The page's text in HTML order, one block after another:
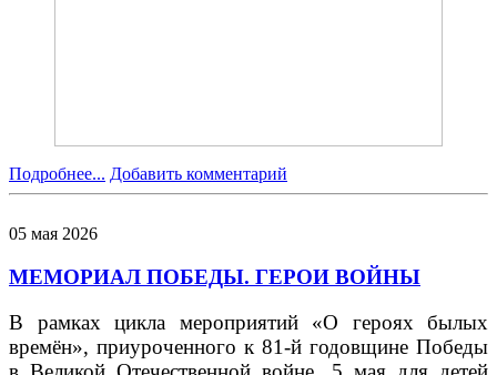
Подробнее... Добавить комментарий
05 мая 2026
МЕМОРИАЛ ПОБЕДЫ. ГЕРОИ ВОЙНЫ
В рамках цикла мероприятий «О героях былых
времён», приуроченного к 81-й годовщине Победы